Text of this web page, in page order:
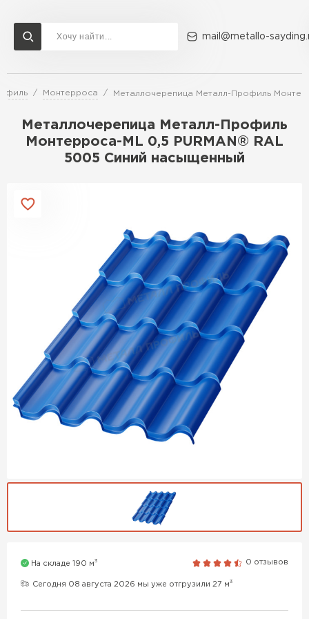
mail@metallo-
Монтерроса Металлочерепица Металл-Профиль
Металлочерепица Металл-Профиль
Монтерроса-ML 0,5 PURMAN® RAL
5005 Синий насыщенный
На складе 190 м3 0 отзывов
Сегодня 08 августа 2026 мы уже отгрузили 27 м3
Доставка и оплата Акции О компании Контакты
Перейти в каталог